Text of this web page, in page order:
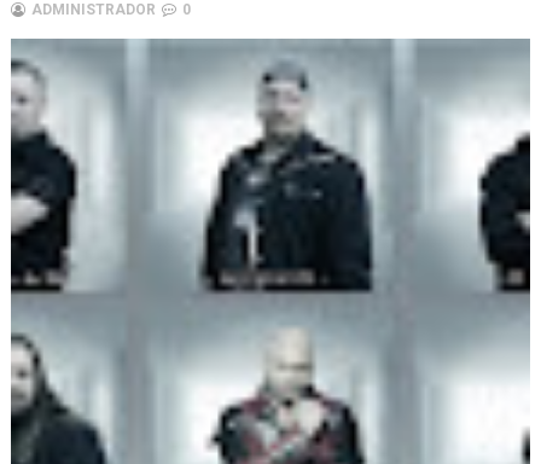
ADMINISTRADOR 0